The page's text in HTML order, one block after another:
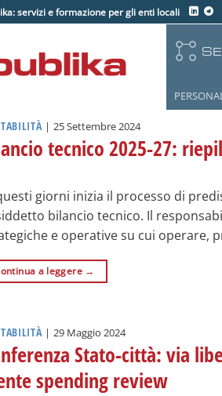
servizi e formazione per gli enti locali
| 25 Settembre 2024
tecnico 2025-27:
giorni inizia il processo di
bilancio tecnico. Il
e operative su cui operare,
a leggere →
| 29 Maggio 2024
Stato-città: via
spending review